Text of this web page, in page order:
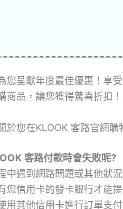
您呈獻年度最佳優惠！享
商品，讓您獲得驚喜折扣
於您在KLOOK 客路官網
客路付款時會失敗呢?
中遇到網路問題或其他狀
您信用卡的發卡銀行才能
用其他信用卡進行訂單支